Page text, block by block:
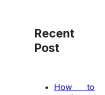
Recent
Post
How to